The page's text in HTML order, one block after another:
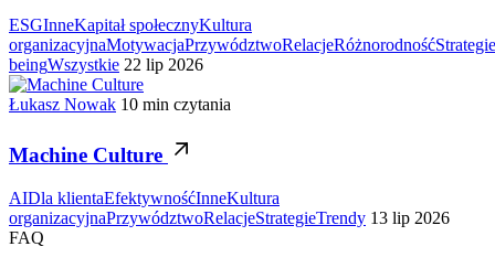
ESGInneKapitał społecznyKultura
organizacyjnaMotywacjaPrzywództwoRelacjeRóżnorodnośćStrategie
beingWszystkie 22 lip 2026
Łukasz Nowak 10 min czytania
Machine Culture
AIDla klientaEfektywnośćInneKultura
organizacyjnaPrzywództwoRelacjeStrategieTrendy 13 lip 2026
FAQ